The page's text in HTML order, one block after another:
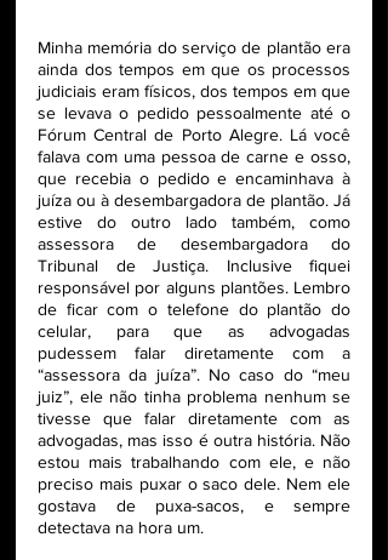
Minha memória do serviço de plantão era
ainda dos tempos em que os processos
judiciais eram físicos, dos tempos em que
se levava o pedido pessoalmente até o
Fórum Central de Porto Alegre. Lá você
falava com uma pessoa de carne e osso,
que recebia o pedido e encaminhava à
juíza ou à desembargadora de plantão. Já
estive do outro lado também, como
assessora de desembargadora do
Tribunal de Justiça. Inclusive fiquei
responsável por alguns plantões. Lembro
de ficar com o telefone do plantão do
celular, para que as advogadas
pudessem falar diretamente com a
“assessora da juíza”. No caso do “meu
juiz”, ele não tinha problema nenhum se
tivesse que falar diretamente com as
advogadas, mas isso é outra história. Não
estou mais trabalhando com ele, e não
preciso mais puxar o saco dele. Nem ele
gostava de puxa-sacos, e sempre
detectava na hora um.